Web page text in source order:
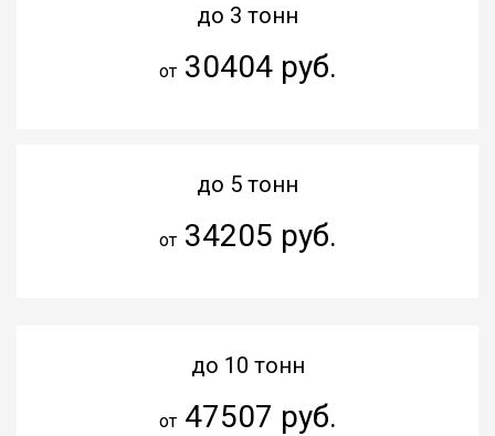
до 3 тонн
от30404 руб.
до 5 тонн
от34205 руб.
до 10 тонн
от47507 руб.